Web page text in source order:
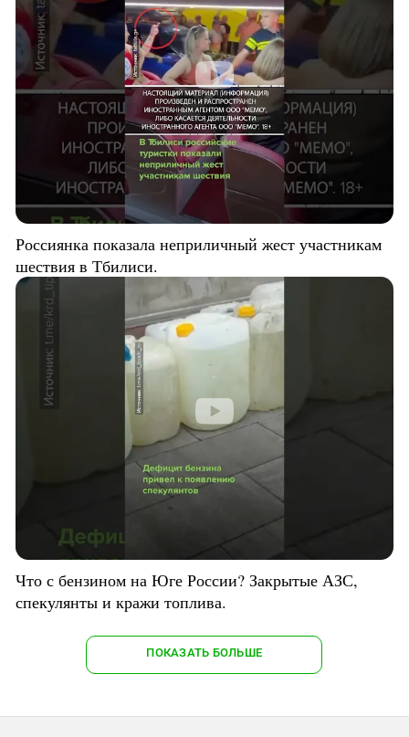
Россиянка показала неприличный жест участникам
шествия в Тбилиси.
Что с бензином на Юге России? Закрытые АЗС,
спекулянты и кражи топлива.
ПОКАЗАТЬ БОЛЬШЕ